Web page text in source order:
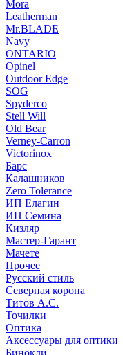
Mora
Leatherman
Mr.BLADE
Navy
ONTARIO
Opinel
Outdoor Edge
SOG
Spyderco
Stell Will
Old Bear
Verney-Carron
Victorinox
Барс
Калашников
Zero Tolerance
ИП Елагин
ИП Семина
Кизляр
Мастер-Гарант
Мачете
Прочее
Русский стиль
Северная корона
Титов А.С.
Точилки
Оптика
Аксессуары для оптики
Бинокли